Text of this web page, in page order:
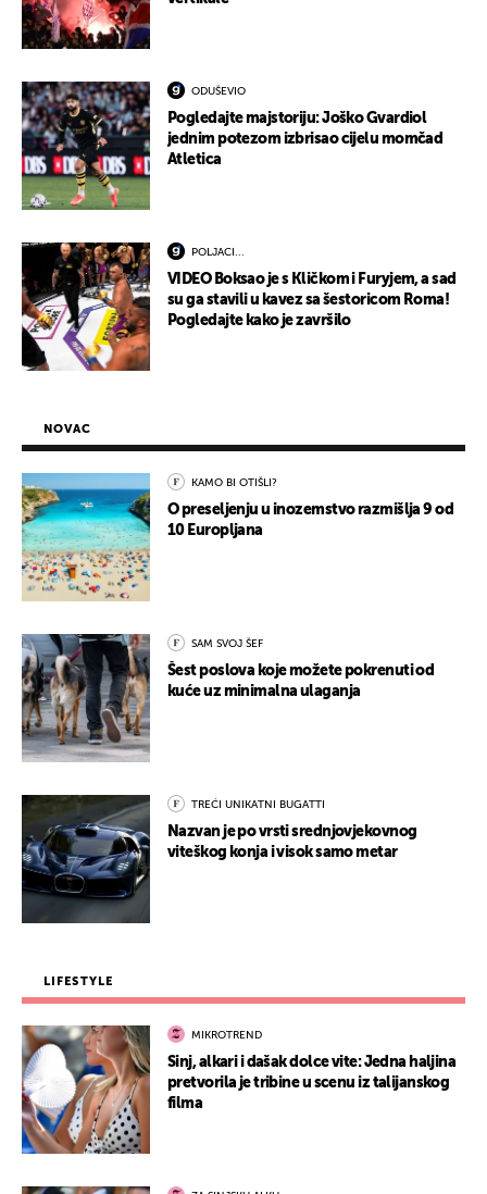
ODUŠEVIO
Pogledajte majstoriju: Joško Gvardiol
jednim potezom izbrisao cijelu momčad
Atletica
POLJACI...
VIDEO Boksao je s Kličkom i Furyjem, a sad
su ga stavili u kavez sa šestoricom Roma!
Pogledajte kako je završilo
NOVAC
KAMO BI OTIŠLI?
O preseljenju u inozemstvo razmišlja 9 od
10 Europljana
SAM SVOJ ŠEF
Šest poslova koje možete pokrenuti od
kuće uz minimalna ulaganja
TREĆI UNIKATNI BUGATTI
Nazvan je po vrsti srednjovjekovnog
viteškog konja i visok samo metar
LIFESTYLE
MIKROTREND
Sinj, alkari i dašak dolce vite: Jedna haljina
pretvorila je tribine u scenu iz talijanskog
filma